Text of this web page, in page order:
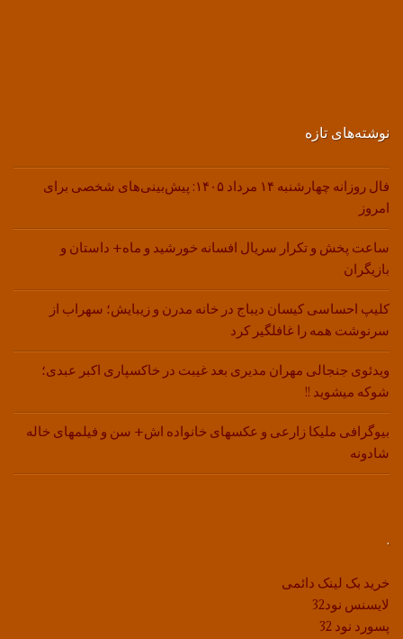
نوشته‌های تازه
فال روزانه چهارشنبه ۱۴ مرداد ۱۴۰۵: پیش‌بینی‌های شخصی برای
امروز
ساعت پخش و تکرار سریال افسانه خورشید و ماه+ داستان و
بازیگران
کلیپ احساسی کیسان دیباج در خانه مدرن و زیبایش؛ سهراب از
سرنوشت همه را غافلگیر کرد
ویدئوی جنجالی مهران مدیری بعد غیبت در خاکسپاری اکبر عبدی؛
شوکه میشوید !!
بیوگرافی ملیکا زارعی و عکسهای خانواده اش+ سن و فیلمهای خاله
شادونه
.
خرید بک لینک دائمی
لایسنس نود32
پسورد نود 32